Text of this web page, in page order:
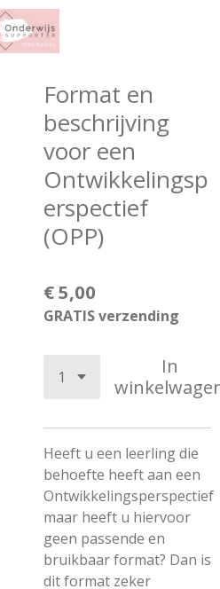
Format en
beschrijving
voor een
Ontwikkelingsp
erspectief
(OPP)
€ 5,00
GRATIS verzending
In
Heeft u een leerling die
behoefte heeft aan een
Ontwikkelingsperspectief
maar heeft u hiervoor
geen passende en
bruikbaar format? Dan is
dit format zeker